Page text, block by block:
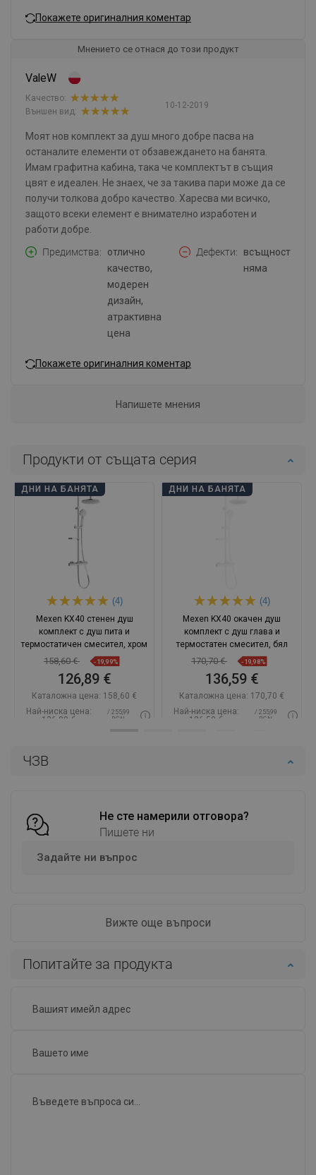
ЧЗВ
Не сте намерили отговора?
Пишете ни
Задайте ни въпрос
Вижте още въпроси
Покажете оригиналния коментар
Мнението се отнася до този продукт
ValeW
10-12-2019
Качество:
Външен вид:
Моят нов комплект за душ много добре пасва на
останалите елементи от обзавеждането на банята.
Имам графитна кабина, така че комплектът в същия
цвят е идеален. Не знаех, че за такива пари може да се
получи толкова добро качество. Харесва ми всичко,
защото всеки елемент е внимателно изработен и
работи добре.
Предимства
отлично
качество,
модерен
дизайн,
атрактивна
цена
Дефекти
всъщност
няма
Покажете оригиналния коментар
Напишете мнения
Попитайте за продукта
Продукти от същата серия
ДНИ НА БАНЯТА
(4)
Mexen KX40 стенен душ
комплект с душ пита и
термостатичен смесител, хром
158,60 € -19,99%
126,89 €
Каталожна цена: 158,60 €
Най-ниска цена:
126,89 €
/ 255,99
BGN
Добави в количката
ДНИ НА БАНЯТА
(4)
Mexen KX40 окачен душ
комплект с душ глава и
термостатен смесител, бял
170,70 € -19,98%
136,59 €
Каталожна цена: 170,70 €
Най-ниска цена:
136,59 €
/ 255,99
BGN
Добави в количката